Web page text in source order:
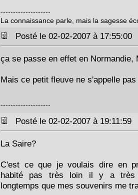
--------------------
La connaissance parle, mais la sagesse
Posté le 02-02-2007 à
ça se passe en effet en Normandie,
Mais ce petit fleuve ne s'appelle
--------------------
Posté le 02-02-2007 à
La Saire?
C'est ce que je voulais dire en
habité pas très loin il y a très
longtemps que mes souvenirs me